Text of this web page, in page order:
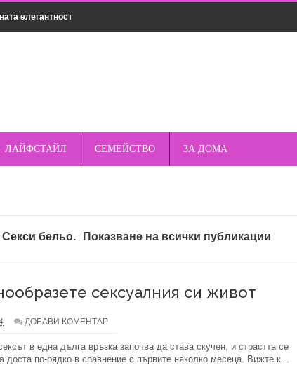
елегантност
за различни поводи
и свободни радикали
ЛАЙФСТАЙЛ СЕМЕЙСТВО ЗА ДОМА
Секси бельо. Показване на всички публикации
сексуалния си живот
ДОБАВИ КОМЕНТАР
в една дълга връзка започва да става скучен, и страстта се
доста по-рядко в сравнение с първите няколко месеца. Вижте к...